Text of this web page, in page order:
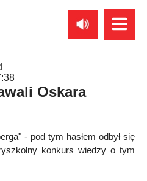
Oskara
- pod tym hasłem odbył się
konkurs wiedzy o tym